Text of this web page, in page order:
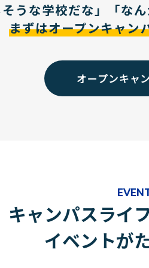
うな学校だな」「な
まずはオープンキャン
オープンキャ
キャンパスライ
イベントが